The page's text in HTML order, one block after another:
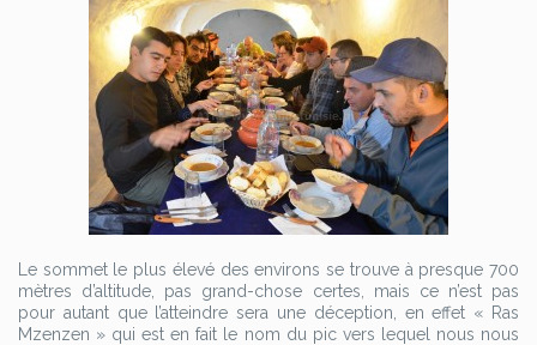
Le sommet le plus élevé des environs se trouve à presque 700
mètres d’altitude, pas grand-chose certes, mais ce n’est pas
pour autant que l’atteindre sera une déception, en effet « Ras
Mzenzen » qui est en fait le nom du pic vers lequel nous nous